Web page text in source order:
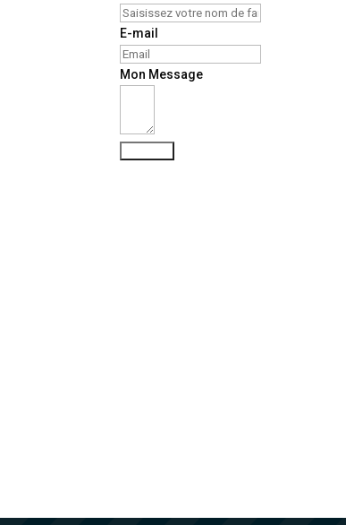
E-mail
Mon Message